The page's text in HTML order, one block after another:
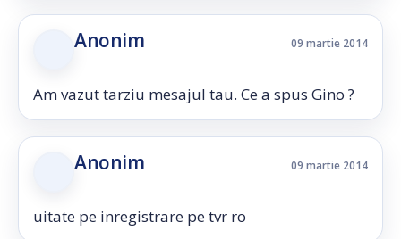
Anonim 09 martie 2014
Am vazut tarziu mesajul tau. Ce a spus Gino ?
Anonim 09 martie 2014
uitate pe inregistrare pe tvr ro